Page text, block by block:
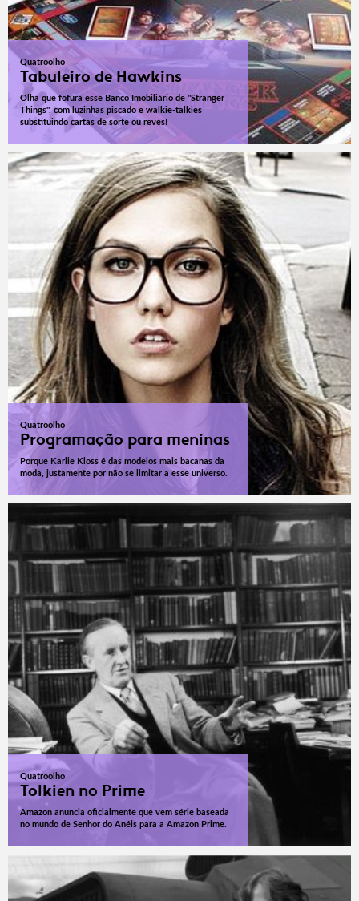
Quatroolho
Tabuleiro de Hawkins
Olha que fofura esse Banco Imobiliário de "Stranger
Things", com luzinhas piscado e walkie-talkies
substituindo cartas de sorte ou revés!
Quatroolho
Programação para meninas
Porque Karlie Kloss é das modelos mais bacanas da
moda, justamente por não se limitar a esse universo.
Quatroolho
Tolkien no Prime
Amazon anuncia oficialmente que vem série baseada
no mundo de Senhor do Anéis para a Amazon Prime.